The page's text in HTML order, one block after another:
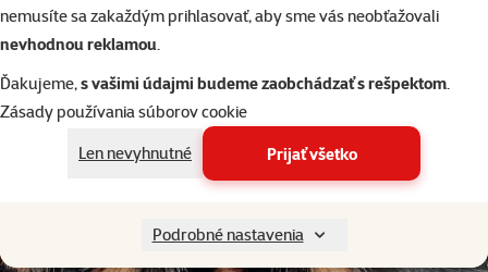
nemusíte sa zakaždým prihlasovať, aby sme vás neobťažovali
nevhodnou reklamou.
Ďakujeme,s vašimi údajmi budeme zaobchádzať s rešpektom.
Zásady používania súborov cookie
Len nevyhnutné
Prijať všetko
Podrobné nastavenia